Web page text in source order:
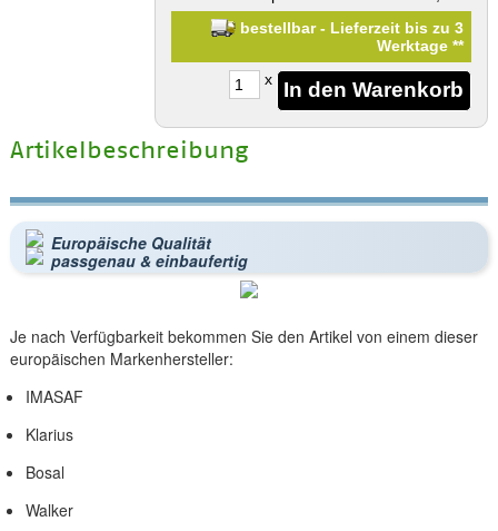
bestellbar - Lieferzeit bis zu 3
Werktage**
x
Artikelbeschreibung
Europäische Qualität
passgenau & einbaufertig
Je nach Verfügbarkeit bekommen Sie den Artikel von einem dieser
europäischen Markenhersteller:
IMASAF
Klarius
Bosal
Walker